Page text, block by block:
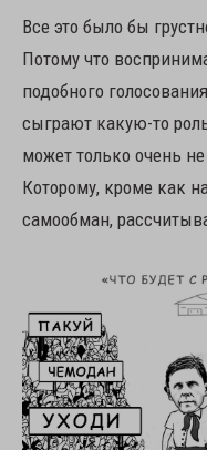
Все это было бы
Потому что
подобного
сыграют какую-то
может только очень
Которому, кроме как
самообман,